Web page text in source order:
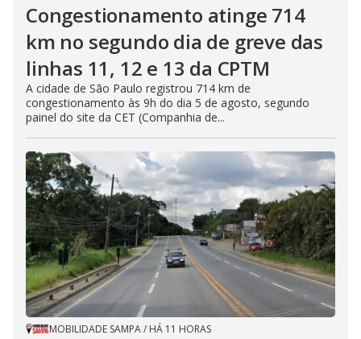
Congestionamento atinge 714
km no segundo dia de greve das
linhas 11, 12 e 13 da CPTM
A cidade de São Paulo registrou 714 km de
congestionamento às 9h do dia 5 de agosto, segundo
painel do site da CET (Companhia de...
MOBILIDADE SAMPA/ HÁ 11 HORAS